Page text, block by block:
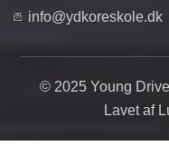
info@ydkoreskole.dk
© 2025 Young
Lavet af